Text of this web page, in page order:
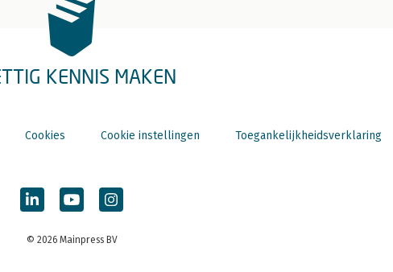
KENNIS MAKEN
Cookies Cookie instellingen Toegankelijkheidsverklaring
© 2026 Mainpress BV